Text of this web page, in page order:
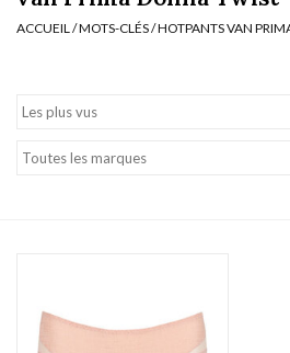
vêtements de nuit
Homewear
Cartes-cadeaux
ACCUEIL /MOTS-CLÉS/HOTPANTS VAN